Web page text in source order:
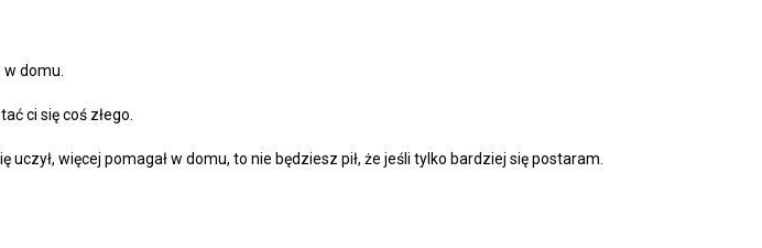
domu.
ci się coś złego.
więcej pomagał w domu, to nie będziesz pił, że jeśli tylko bardziej się postaram.